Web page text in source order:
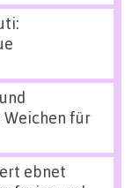
Weichen für
ebnet